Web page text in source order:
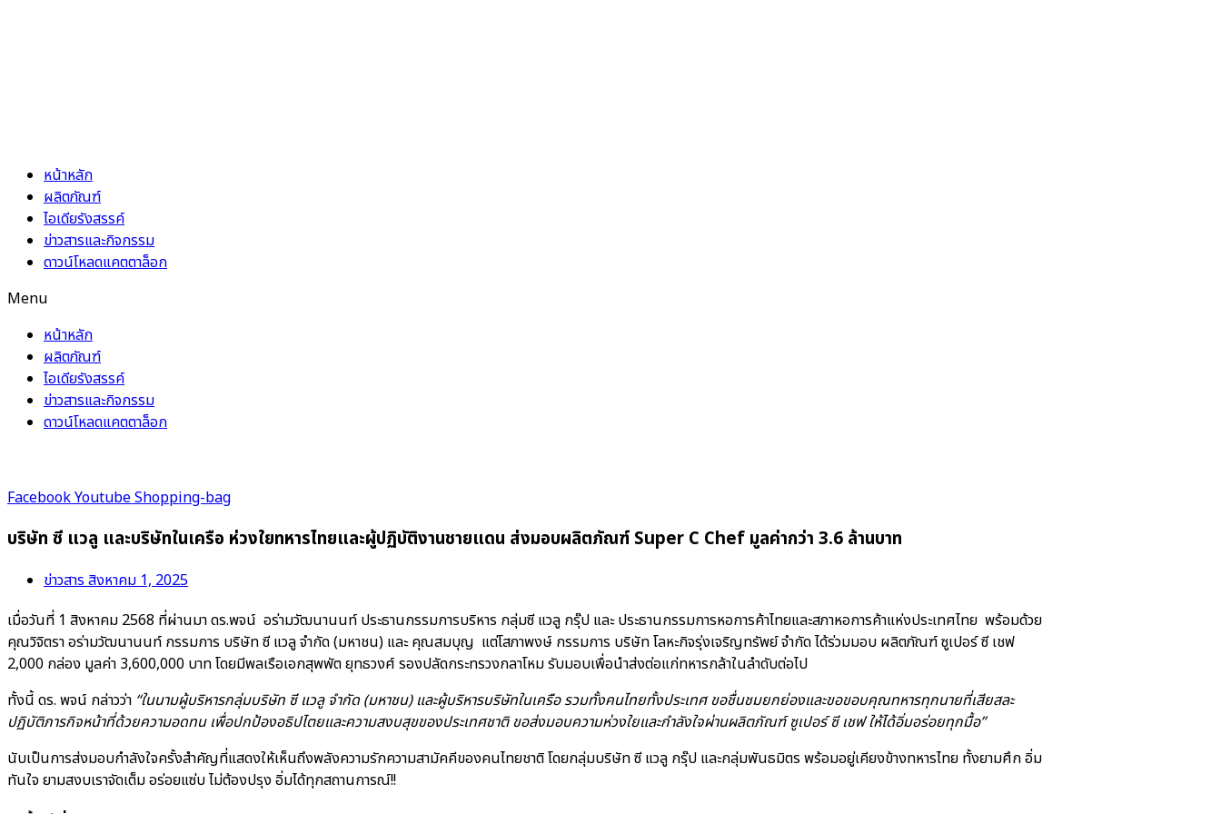
หน้าหลัก
ผลิตภัณฑ์
ไอเดียรังสรรค์
ข่าวสารและกิจกรรม
ดาวน์โหลดแคตตาล็อก
Menu
หน้าหลัก
ผลิตภัณฑ์
ไอเดียรังสรรค์
ข่าวสารและกิจกรรม
ดาวน์โหลดแคตตาล็อก
FacebookYoutubeShopping-bag
บริษัท ซี แวลู และบริษัทในเครือ ห่วงใยทหารไทยและผู้ปฏิบัติงานชายแดน ส่งมอบผลิตภัณฑ์ Super C Chef มูลค่ากว่า 3.6 ล้านบาท
ข่าวสาร สิงหาคม 1, 2025
เมื่อวันที่ 1 สิงหาคม 2568 ที่ผ่านมา ดร.พจน์ อร่ามวัฒนานนท์ ประธานกรรมการบริหาร กลุ่มซี แวลู กรุ๊ป และ ประธานกรรมการหอการค้าไทยและสภาหอการค้าแห่งประเทศไทย พร้อมด้วย
คุณวิจิตรา อร่ามวัฒนานนท์ กรรมการ บริษัท ซี แวลู จำกัด (มหาชน) และ คุณสมบุญ แต่โสภาพงษ์ กรรมการ บริษัท โลหะกิจรุ่งเจริญทรัพย์ จำกัด ได้ร่วมมอบ ผลิตภัณฑ์ ซูเปอร์ ซี เชฟ
2,000 กล่อง มูลค่า 3,600,000 บาท โดยมีพลเรือเอกสุพพัต ยุทธวงศ์ รองปลัดกระทรวงกลาโหม รับมอบเพื่อนำส่งต่อแก่ทหารกล้าในลำดับต่อไป
ทั้งนี้ ดร. พจน์ กล่าวว่า “ในนามผู้บริหารกลุ่มบริษัท ซี แวลู จำกัด (มหาชน) และผู้บริหารบริษัทในเครือ รวมทั้งคนไทยทั้งประเทศ ขอชื่นชมยกย่องและขอขอบคุณทหารทุกนายที่เสียสละ
ปฏิบัติภารกิจหน้าที่ด้วยความอดทน เพื่อปกป้องอธิปไตยและความสงบสุขของประเทศชาติ ขอส่งมอบความห่วงใยและกำลังใจผ่านผลิตภัณฑ์ ซูเปอร์ ซี เชฟ ให้ได้อิ่มอร่อยทุกมื้อ”
นับเป็นการส่งมอบกำลังใจครั้งสำคัญที่แสดงให้เห็นถึงพลังความรักความสามัคคีของคนไทยชาติ โดยกลุ่มบริษัท ซี แวลู กรุ๊ป และกลุ่มพันธมิตร พร้อมอยู่เคียงข้างทหารไทย ทั้งยามศึก อิ่ม
ทันใจ ยามสงบเราจัดเต็ม อร่อยแซ่บ ไม่ต้องปรุง อิ่มได้ทุกสถานการณ์!!